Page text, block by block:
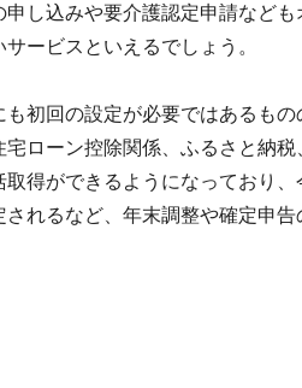
申し込みや要介護認定申請など
ービスといえるでしょう。
初回の設定が必要ではあるも
宅ローン控除関係、ふるさと納
取得ができるようになっており
されるなど、年末調整や確定申